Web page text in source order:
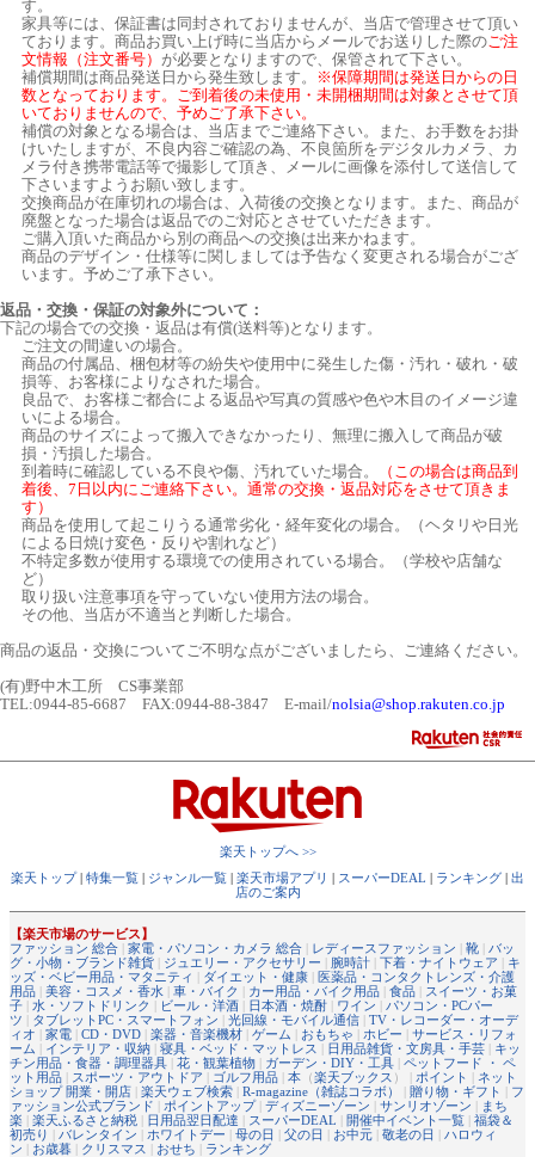
す。
家具等には、保証書は同封されておりませんが、当店で管理させて頂い
ております。商品お買い上げ時に当店からメールでお送りした際の ご注
文情報（注文番号） が必要となりますので、保管されて下さい。
補償期間は商品発送日から発生致します。
※保障期間は発送日からの日
数となっております。ご到着後の未使用・未開梱期間は対象とさせて頂
いておりませんので、予めご了承下さい。
補償の対象となる場合は、当店までご連絡下さい。また、お手数をお掛
けいたしますが、不良内容ご確認の為、不良箇所をデジタルカメラ、カ
メラ付き携帯電話等で撮影して頂き、メールに画像を添付して送信して
下さいますようお願い致します。
交換商品が在庫切れの場合は、入荷後の交換となります。また、商品が
廃盤となった場合は返品でのご対応とさせていただきます。
ご購入頂いた商品から別の商品への交換は出来かねます。
商品のデザイン・仕様等に関しましては予告なく変更される場合がござ
います。予めご了承下さい。
返品・交換・保証の対象外について：
下記の場合での交換・返品は有償(送料等)となります。
ご注文の間違いの場合。
商品の付属品、梱包材等の紛失や使用中に発生した傷・汚れ・破れ・破
損等、お客様によりなされた場合。
良品で、お客様ご都合による返品や写真の質感や色や木目のイメージ違
いによる場合。
商品のサイズによって搬入できなかったり、無理に搬入して商品が破
損・汚損した場合。
到着時に確認している不良や傷、汚れていた場合。
（この場合は商品到
着後、7日以内にご連絡下さい。通常の交換・返品対応をさせて頂きま
す）
商品を使用して起こりうる通常劣化・経年変化の場合。（ヘタリや日光
による日焼け変色・反りや割れなど）
不特定多数が使用する環境での使用されている場合。（学校や店舗な
ど）
取り扱い注意事項を守っていない使用方法の場合。
その他、当店が不適当と判断した場合。
商品の返品・交換についてご不明な点がございましたら、ご連絡ください。
(有)野中木工所 CS事業部
TEL:0944-85-6687 FAX:0944-88-3847 E-mail/nolsia@shop.rakuten.co.jp
楽天トップへ >>
楽天トップ| 特集一覧 | ジャンル一覧 | 楽天市場アプリ | スーパーDEAL | ランキング | 出
店のご案内
【楽天市場のサービス】
ファッション 総合 | 家電・パソコン・カメラ 総合 | レディースファッション | 靴 | バッ
グ・小物・ブランド雑貨 | ジュエリー・アクセサリー | 腕時計 | 下着・ナイトウェア | キ
ッズ・ベビー用品・マタニティ | ダイエット・健康 | 医薬品・コンタクトレンズ・介護
用品 | 美容・コスメ・香水 | 車・バイク | カー用品・バイク用品 | 食品 | スイーツ・お菓
子 | 水・ソフトドリンク | ビール・洋酒 | 日本酒・焼酎 | ワイン | パソコン・PCパー
ツ | タブレットPC・スマートフォン | 光回線・モバイル通信 | TV・レコーダー・オーデ
ィオ | 家電 | CD・DVD | 楽器・音楽機材 | ゲーム | おもちゃ | ホビー | サービス・リフォ
ーム | インテリア・収納 | 寝具・ベッド・マットレス | 日用品雑貨・文房具・手芸 | キッ
チン用品・食器・調理器具 | 花・観葉植物 | ガーデン・DIY・工具 | ペットフード ・ ペ
ット用品 | スポーツ・アウトドア | ゴルフ用品 | 本 （楽天ブックス ） | ポイント | ネット
ショップ 開業・開店 | 楽天ウェブ検索 | R-magazine（雑誌コラボ） | 贈り物・ギフト | フ
ァッション公式ブランド | ポイントアップ| ディズニーゾーン | サンリオゾーン | まち
楽 | 楽天ふるさと納税 | 日用品翌日配達 | スーパーDEAL | 開催中イベント一覧 | 福袋＆
初売り | バレンタイン | ホワイトデー | 母の日 | 父の日 | お中元 | 敬老の日 | ハロウィ
ン | お歳暮 | クリスマス | おせち | ランキング